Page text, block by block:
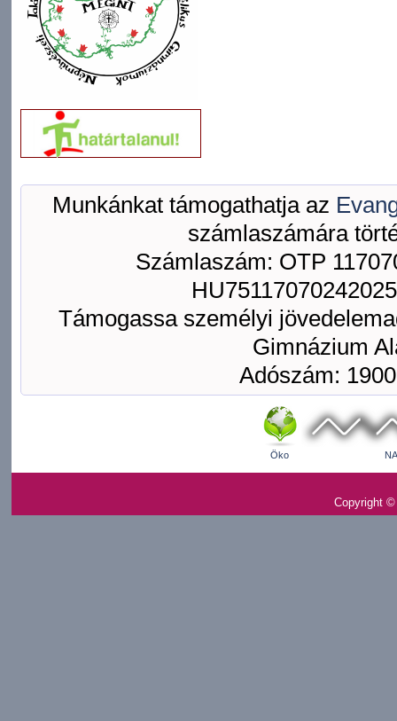
Munkánkat támogathatja az
számlaszámára
Számlaszám: OTP
Támogassa személyi
Gimnázium
Adószám:
Öko
Copyright